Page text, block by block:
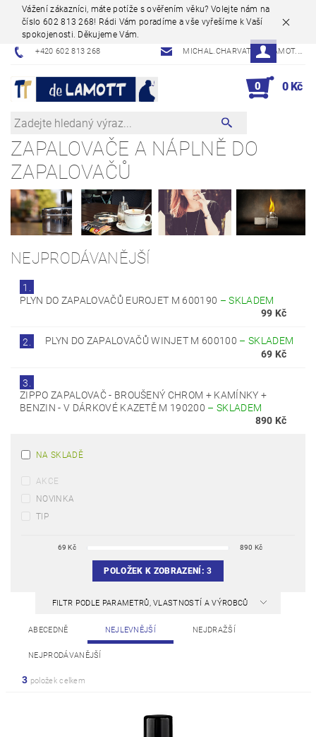
Vážení zákazníci, máte potíže s ověřením věku? Volejte nám na
číslo 602 813 268! Rádi Vám poradíme a vše vyřešíme k Vaší
spokojenosti. Děkujeme Vám.
+420 602 813 268 MICHAL.CHARVAT@DELAMOT.CZ
0 0 Kč
ZAPALOVAČE A NÁPLNĚ DO
ZAPALOVAČŮ
NEJPRODÁVANĚJŠÍ
1.
PLYN DO ZAPALOVAČŮ EUROJET M 600190 –SKLADEM
99 Kč
2. PLYN DO ZAPALOVAČŮ WINJET M 600100 – SKLADEM
69 Kč
3.
ZIPPO ZAPALOVAČ - BROUŠENÝ CHROM + KAMÍNKY +
BENZIN - V DÁRKOVÉ KAZETĚ M 190200 – SKLADEM
890 Kč
NA SKLADĚ
AKCE
NOVINKA
TIP
69 Kč 890 Kč
POLOŽEK K ZOBRAZENÍ:3
FILTR PODLE PARAMETRŮ, VLASTNOSTÍ A VÝROBCŮ
ABECEDNĚ NEJLEVNĚJŠÍ NEJDRAŽŠÍ
NEJPRODÁVANĚJŠÍ
3 položek celkem